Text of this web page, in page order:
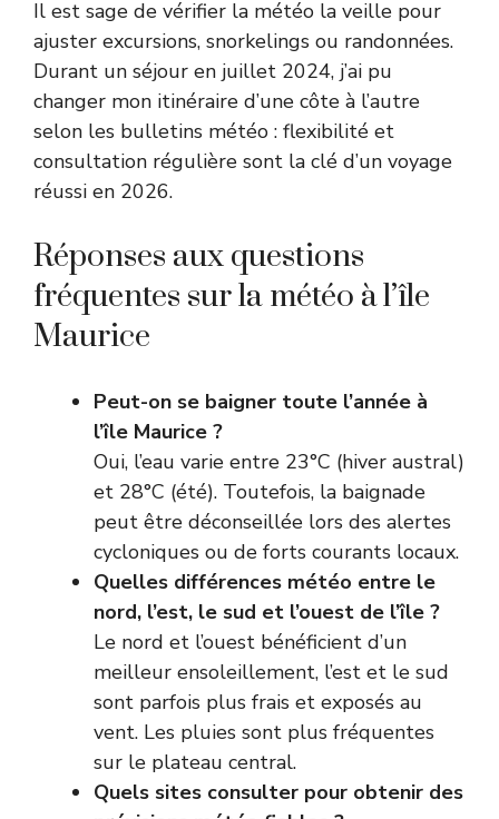
Il est sage de vérifier la météo la veille pour
ajuster excursions, snorkelings ou randonnées.
Durant un séjour en juillet 2024, j’ai pu
changer mon itinéraire d’une côte à l’autre
selon les bulletins météo : flexibilité et
consultation régulière sont la clé d’un voyage
réussi en 2026.
Réponses aux questions
fréquentes sur la météo à l’île
Maurice
Peut-on se baigner toute l’année à
l’île Maurice ?
Oui, l’eau varie entre 23°C (hiver austral)
et 28°C (été). Toutefois, la baignade
peut être déconseillée lors des alertes
cycloniques ou de forts courants locaux.
Quelles différences météo entre le
nord, l’est, le sud et l’ouest de l’île ?
Le nord et l’ouest bénéficient d’un
meilleur ensoleillement, l’est et le sud
sont parfois plus frais et exposés au
vent. Les pluies sont plus fréquentes
sur le plateau central.
Quels sites consulter pour obtenir des